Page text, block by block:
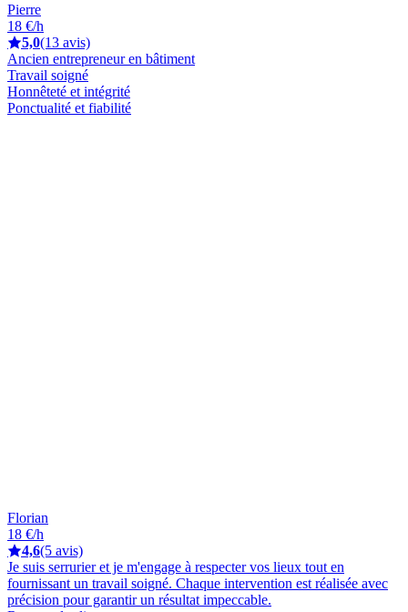
Pierre
18 €/h
5,0(13 avis)
Ancien entrepreneur en bâtiment
Travail soigné
Honnêteté et intégrité
Ponctualité et fiabilité
Florian
18 €/h
4,6(5 avis)
Je suis serrurier et je m'engage à respecter vos lieux tout en
fournissant un travail soigné. Chaque intervention est réalisée avec
précision pour garantir un résultat impeccable.